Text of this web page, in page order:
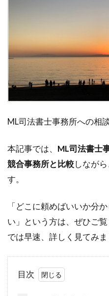
ML司法書士事務所への相
本記事では、 ML司法書士
競合事務所と比較しなが
す。
「どこに頼めばいいか分
い」という方は、ぜひご覧
では早速、詳しく見てみま
目次